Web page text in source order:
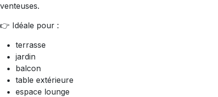
venteuses.
👉 Idéale pour :
terrasse
jardin
balcon
table extérieure
espace lounge